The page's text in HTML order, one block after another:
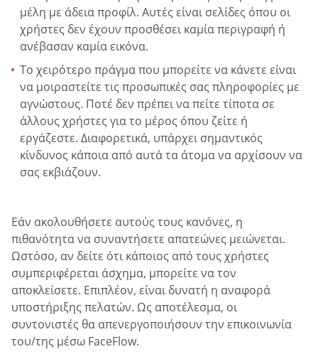
μέλη με άδεια προφίλ. Αυτές είναι σελίδες όπου οι
χρήστες δεν έχουν προσθέσει καμία περιγραφή ή
ανέβασαν καμία εικόνα.
Το χειρότερο πράγμα που μπορείτε να κάνετε είναι
να μοιραστείτε τις προσωπικές σας πληροφορίες με
αγνώστους. Ποτέ δεν πρέπει να πείτε τίποτα σε
άλλους χρήστες για το μέρος όπου ζείτε ή
εργάζεστε. Διαφορετικά, υπάρχει σημαντικός
κίνδυνος κάποια από αυτά τα άτομα να αρχίσουν να
σας εκβιάζουν.
Εάν ακολουθήσετε αυτούς τους κανόνες, η
πιθανότητα να συναντήσετε απατεώνες μειώνεται.
Ωστόσο, αν δείτε ότι κάποιος από τους χρήστες
συμπεριφέρεται άσχημα, μπορείτε να τον
αποκλείσετε. Επιπλέον, είναι δυνατή η αναφορά
υποστήριξης πελατών. Ως αποτέλεσμα, οι
συντονιστές θα απενεργοποιήσουν την επικοινωνία
του/της μέσω FaceFlow.